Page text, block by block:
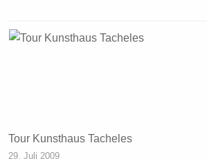
Tour Kunsthaus Tacheles
29. Juli 2009